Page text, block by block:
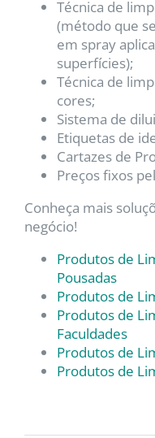
Técnica de
(método que
em spray
superfícies);
Técnica de
cores;
Sistema de
Etiquetas de
Cartazes de
Preços fixos
Conheça mais
negócio!
Produtos de
Pousadas
Produtos de
Produtos de
Faculdades
Produtos de
Produtos de